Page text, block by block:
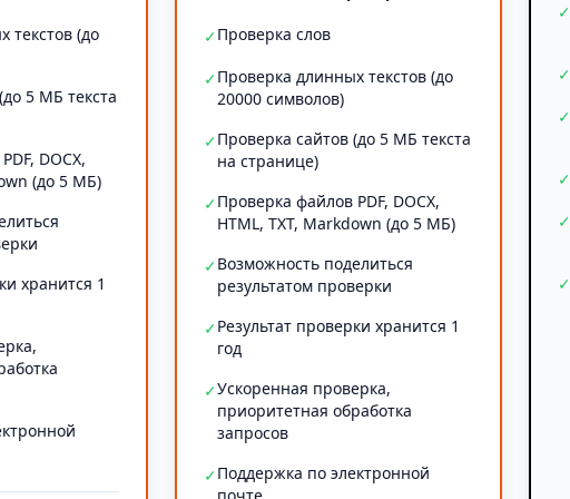
текстов (до
5 МБ текста
DOCX,
(до 5 МБ)
хранится 1
✓Проверка слов
✓Проверка длинных текстов (до
20000 символов)
✓Проверка сайтов (до 5 МБ текста
на странице)
✓Проверка файлов PDF, DOCX,
HTML, TXT, Markdown (до 5 МБ)
✓Возможность поделиться
результатом проверки
✓Результат проверки хранится 1
год
✓Ускоренная проверка,
приоритетная обработка
запросов
✓Поддержка по электронной
✓
✓
✓
✓
✓
✓